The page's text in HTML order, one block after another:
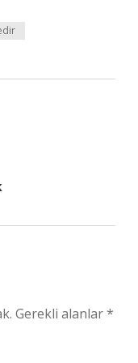
Gerekli alanlar*